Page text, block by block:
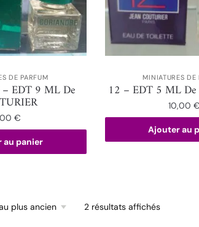
DE PARFUM
EDT 9 ML De
€
au panier
MINIATURES DE
12 – EDT 5 ML
10,00€
Ajouter au
2 résultats affichés